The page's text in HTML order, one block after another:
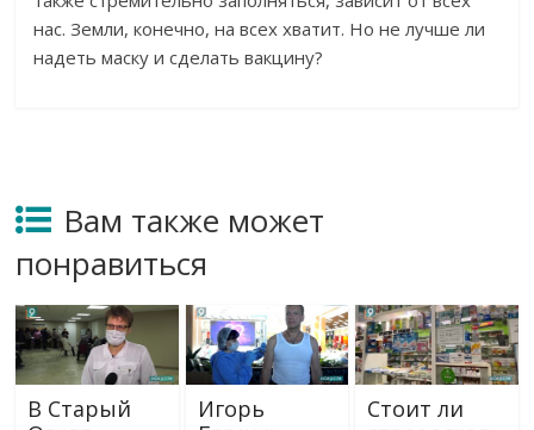
нас. Земли, конечно, на всех хватит. Но не лучше ли
надеть маску и сделать вакцину?
Вам также может
понравиться
В Старый
Игорь
Стоит ли